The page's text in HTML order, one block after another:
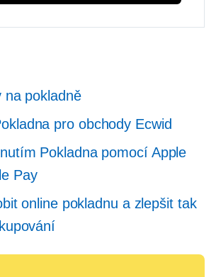
na pokladně
pro obchody Ecwid
Pokladna pomocí Apple
Pay
online pokladnu a zlepšit tak